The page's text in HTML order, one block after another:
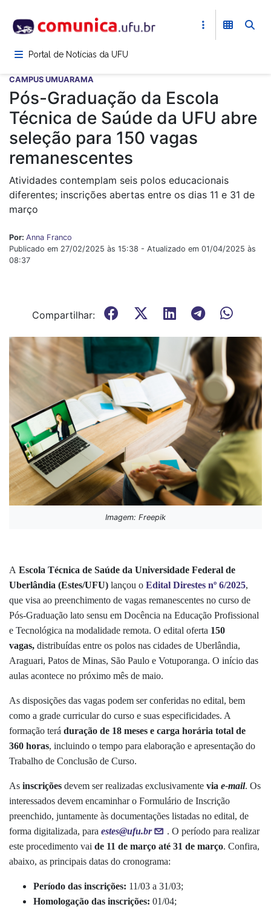
para
conteúdoPortal de Notícias da UFU
CAMPUS UMUARAMA
Pós-Graduação da Escola
Técnica de Saúde da UFU abre
seleção para 150 vagas
remanescentes
Atividades contemplam seis polos educacionais
diferentes; inscrições abertas entre os dias 11 e 31 de
março
Por: Anna Franco
Publicado em 27/02/2025 às 15:38 - Atualizado em 01/04/2025 às
08:37
Compartilhar:
Imagem: Freepik
A Escola Técnica de Saúde da Universidade Federal de
Uberlândia (Estes/UFU) lançou o Edital Direstes nº 6/2025,
que visa ao preenchimento de vagas remanescentes no curso de
Pós-Graduação lato sensu em Docência na Educação Profissional
e Tecnológica na modalidade remota. O edital oferta 150
vagas, distribuídas entre os polos nas cidades de Uberlândia,
Araguari, Patos de Minas, São Paulo e Votuporanga. O início das
aulas acontece no próximo mês de maio.
As disposições das vagas podem ser conferidas no edital, bem
como a grade curricular do curso e suas especificidades. A
formação terá duração de 18 meses e carga horária total de
360 horas, incluindo o tempo para elaboração e apresentação do
Trabalho de Conclusão de Curso.
As inscrições devem ser realizadas exclusivamente via e-mail. Os
interessados devem encaminhar o Formulário de Inscrição
preenchido, juntamente às documentações listadas no edital, de
forma digitalizada, para estes@ufu.br
. O período para realizar
este procedimento vai de 11 de março até 31 de março. Confira,
abaixo, as principais datas do cronograma:
Período das inscrições: 11/03 a 31/03;
Homologação das inscrições: 01/04;